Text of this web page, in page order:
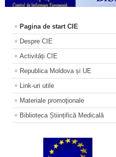
Pagina de start CIE
Despre CIE
Activități CIE
Republica Moldova și UE
Link-uri utile
Materiale promoţionale
Biblioteca Științifică Medicală